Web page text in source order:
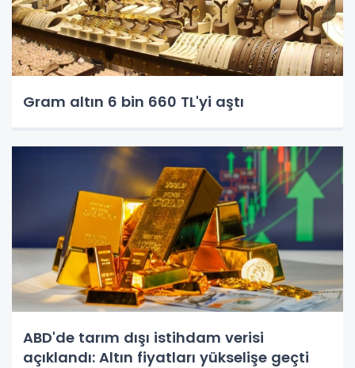
Gram altın 6 bin 660 TL'yi aştı
ABD'de tarım dışı istihdam verisi
açıklandı: Altın fiyatları yükselişe geçti